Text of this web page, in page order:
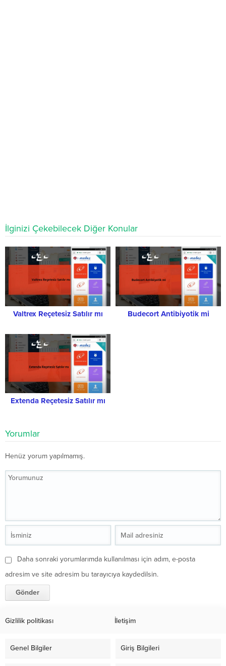
İlginizi Çekebilecek Diğer Konular
Valtrex Reçetesiz Satılır mı Budecort Antibiyotik mi
Extenda Reçetesiz Satılır mı
Yorumlar
Henüz yorum yapılmamış.
Daha sonraki yorumlarımda kullanılması için adım, e-posta
adresim ve site adresim bu tarayıcıya kaydedilsin.
Gizlilik politikası İletişim
Genel Bilgiler Giriş Bilgileri